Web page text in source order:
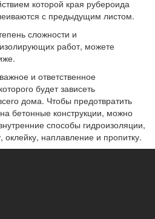
которой края рубероида
с предыдущим листом.
сложности и
работ, можете
и ответственное
будет зависеть
дома. Чтобы предотвратить
бетонные конструкции, можно
способы гидроизоляции,
оклейку, наплавление и пропитку.